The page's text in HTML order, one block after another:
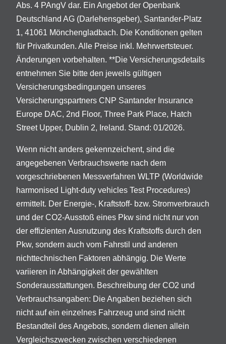
Abs. 4 PAngV dar. Ein Angebot der Openbank
Deutschland AG (Darlehensgeber), Santander-Platz
1, 41061 Mönchengladbach. Die Konditionen gelten
für Privatkunden. Alle Preise inkl. Mehrwertsteuer.
Änderungen vorbehalten. **Die Versicherungsdetails
entnehmen Sie bitte den jeweils gültigen
Versicherungsbedingungen unseres
Versicherungspartners CNP Santander Insurance
Europe DAC, 2nd Floor, Three Park Place, Hatch
Street Upper, Dublin 2, Ireland. Stand: 01/2026.
Wenn nicht anders gekennzeichent, sind die
angegebenen Verbrauchswerte nach dem
vorgeschriebenen Messverfahren WLTP (Worldwide
harmonised Light-duty vehicles Test Procedures)
ermittelt. Der Energie-, Kraftstoff- bzw. Stromverbrauch
und der CO2-Ausstoß eines Pkw sind nicht nur von
der effizienten Ausnutzung des Kraftstoffs durch den
Pkw, sondern auch vom Fahrstil und anderen
nichttechnischen Faktoren abhängig. Die Werte
variieren in Abhängigkeit der gewählten
Sonderausstattungen. Beschreibung der CO2 und
Verbrauchsangaben: Die Angaben beziehen sich
nicht auf ein einzelnes Fahrzeug und sind nicht
Bestandteil des Angebots, sondern dienen allein
Vergleichszwecken zwischen verschiedenen